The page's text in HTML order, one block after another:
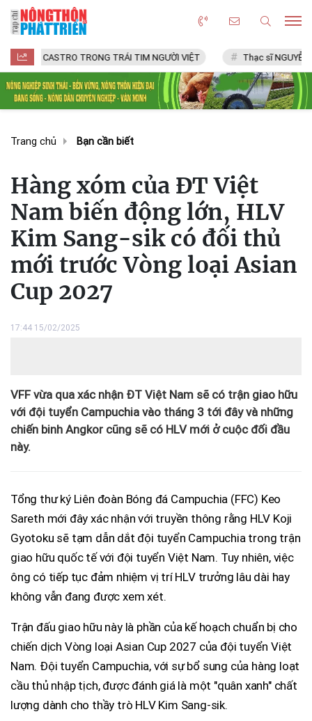
TRONG TRÁI TIM NGƯỜI VIỆT Thạc sĩ NGUYỄN VĂN CHÍ
Trang chủ Bạn cần biết
Hàng xóm của ĐT Việt
Nam biến động lớn, HLV
Kim Sang-sik có đối thủ
mới trước Vòng loại Asian
Cup 2027
17:44 15/02/2025
VFF vừa qua xác nhận ĐT Việt Nam sẽ có trận giao hữu
với đội tuyển Campuchia vào tháng 3 tới đây và những
chiến binh Angkor cũng sẽ có HLV mới ở cuộc đối đầu
này.
Tổng thư ký Liên đoàn Bóng đá Campuchia (FFC) Keo
Sareth mới đây xác nhận với truyền thông rằng HLV Koji
Gyotoku sẽ tạm dẫn dắt đội tuyển Campuchia trong trận
giao hữu quốc tế với đội tuyển Việt Nam. Tuy nhiên, việc
ông có tiếp tục đảm nhiệm vị trí HLV trưởng lâu dài hay
không vẫn đang được xem xét.
Trận đấu giao hữu này là phần của kế hoạch chuẩn bị cho
chiến dịch Vòng loại Asian Cup 2027 của đội tuyển Việt
Nam. Đội tuyển Campuchia, với sự bổ sung của hàng loạt
cầu thủ nhập tịch, được đánh giá là một "quân xanh" chất
lượng dành cho thầy trò HLV Kim Sang-sik.